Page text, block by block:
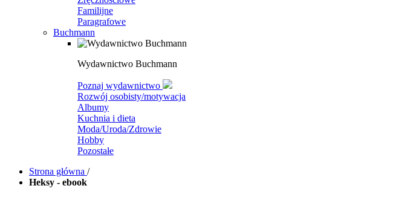
Familijne
Paragrafowe
Buchmann
Wydawnictwo Buchmann
Poznaj wydawnictwo
Rozwój osobisty/motywacja
Albumy
Kuchnia i dieta
Moda/Uroda/Zdrowie
Hobby
Pozostałe
Strona główna /
Heksy - ebook